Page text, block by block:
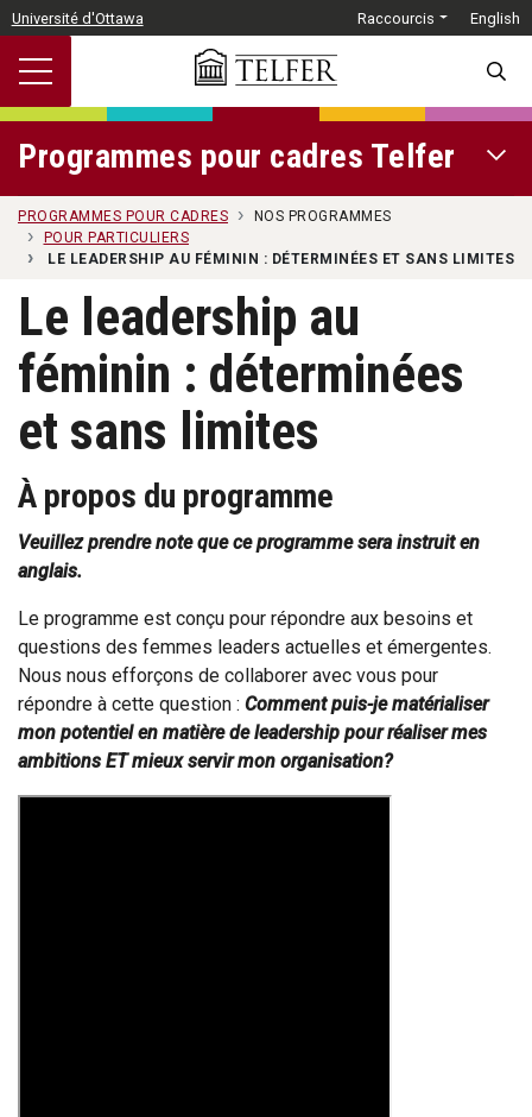
Passer au contenu principal
Université d'Ottawa Raccourcis English
Programmes pour cadres Telfer
PROGRAMMES POUR CADRES
NOS PROGRAMMES
POUR PARTICULIERS
LE LEADERSHIP AU FÉMININ : DÉTERMINÉES ET SANS LIMITES
Le leadership au
féminin : déterminées
et sans limites
À propos du programme
Veuillez prendre note que ce programme sera instruit en
anglais.
Le programme est conçu pour répondre aux besoins et
questions des femmes leaders actuelles et émergentes.
Nous nous efforçons de collaborer avec vous pour
répondre à cette question : Comment puis-je matérialiser
mon potentiel en matière de leadership pour réaliser mes
ambitions ET mieux servir mon organisation?